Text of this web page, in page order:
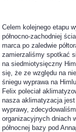
Celem kolejnego etapu
północno-zachodniej
marca po zaledwie
zamierzaliśmy spotkać
na siedmiotysięczny
się, że ze względu na
śniegu wyprawa na
Felix poleciał
nasza aklimatyzacja
wyprawy,
organizacyjnych dniach
północnej bazy pod